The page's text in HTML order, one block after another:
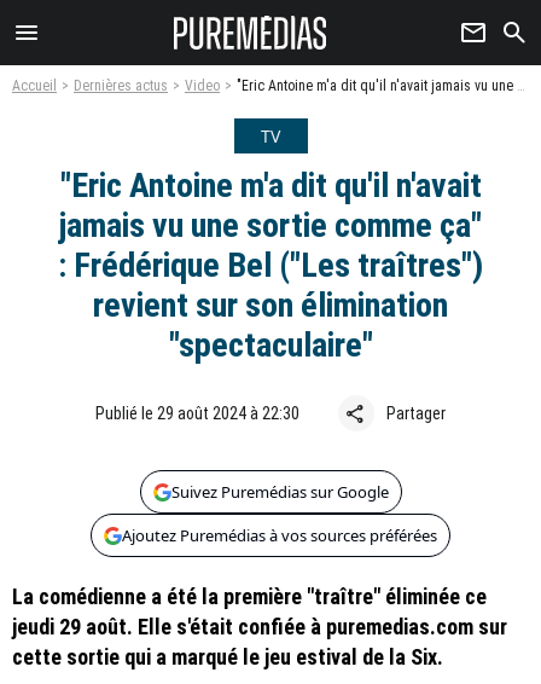
menu newsletter search
Accueil Dernières actus Video "Eric Antoine m'a dit qu'il n'avait jamais vu une sortie comme ça" : Frédérique Bel ("Les traîtres") revient sur son élimination "spectaculaire"
TV
"Eric Antoine m'a dit qu'il n'avait
jamais vu une sortie comme ça"
: Frédérique Bel ("Les traîtres")
revient sur son élimination
"spectaculaire"
Publié le 29 août 2024 à 22:30 share Partager
Suivez Puremédias sur Google
Ajoutez Puremédias à vos sources préférées
La comédienne a été la première "traître" éliminée ce
jeudi 29 août. Elle s'était confiée à puremedias.com sur
cette sortie qui a marqué le jeu estival de la Six.